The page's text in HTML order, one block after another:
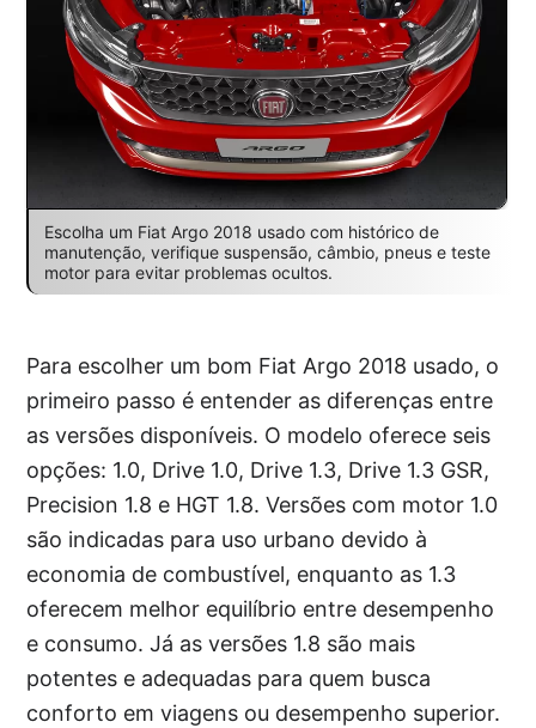
Escolha um Fiat Argo 2018 usado com histórico de
manutenção, verifique suspensão, câmbio, pneus e teste
motor para evitar problemas ocultos.
Para escolher um bom Fiat Argo 2018 usado, o
primeiro passo é entender as diferenças entre
as versões disponíveis. O modelo oferece seis
opções: 1.0, Drive 1.0, Drive 1.3, Drive 1.3 GSR,
Precision 1.8 e HGT 1.8. Versões com motor 1.0
são indicadas para uso urbano devido à
economia de combustível, enquanto as 1.3
oferecem melhor equilíbrio entre desempenho
e consumo. Já as versões 1.8 são mais
potentes e adequadas para quem busca
conforto em viagens ou desempenho superior.